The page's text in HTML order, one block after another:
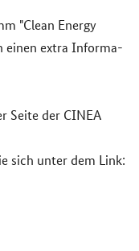
"Clean Energy
einen extra In­for­ma­
Seite der CINEA
sich unter dem Link: